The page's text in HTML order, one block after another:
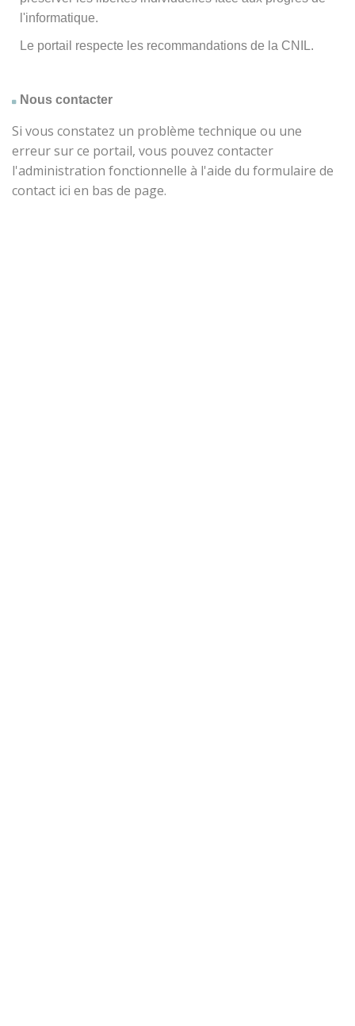
l'informatique.
Le portail respecte les recommandations de la CNIL.
Nous contacter
Si vous constatez un problème technique ou une
erreur sur ce portail, vous pouvez contacter
l'administration fonctionnelle à l'aide du formulaire de
contact ici en bas de page.